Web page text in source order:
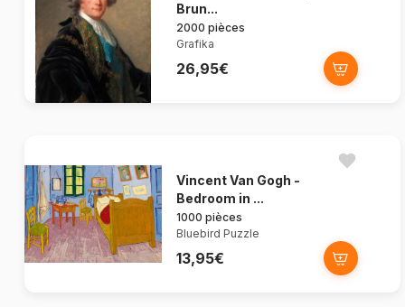
Brun...
2000 pièces
Grafika
26,95€
Vincent Van Gogh -
Bedroom in ...
1000 pièces
Bluebird Puzzle
13,95€